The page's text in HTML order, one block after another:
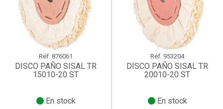
Réf. 876061
DISCO PAÑO SISAL TR
15010-20 ST
En stock
Réf. 953204
DISCO PAÑO SISAL TR
20010-20 ST
En stock